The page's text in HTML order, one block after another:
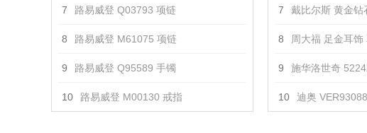
7 路易威登 Q03793 项链
8 路易威登 M61075 项链
9 路易威登 Q95589 手镯
10 路易威登 M00130 戒指
7 戴比尔斯 黄金钻
8 周大福 足金耳饰
9 施华洛世奇
10 迪奥